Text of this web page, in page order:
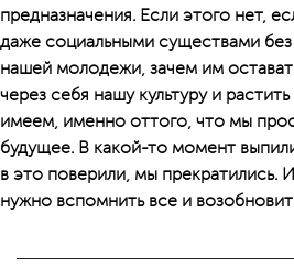
предназначения. Если этого нет,
даже социальными существами
нашей молодежи, зачем им
через себя нашу культуру и
имеем, именно оттого, что мы
будущее. В какой-то момент
в это поверили, мы прекратились.
нужно вспомнить все и